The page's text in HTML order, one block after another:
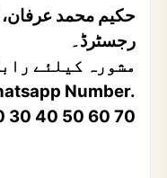
حکیم محمد
رجسٹرڈ۔
مشورہ کیلئے
Number.
30 40 50 60 70